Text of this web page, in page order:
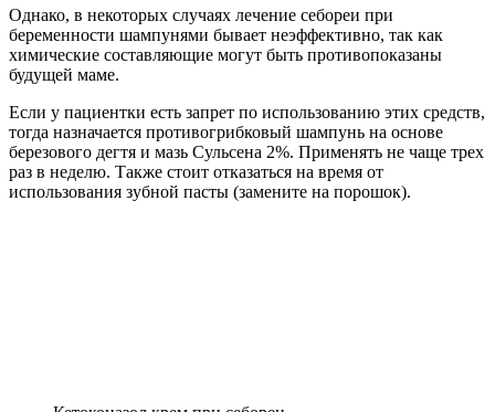
Однако, в некоторых случаях лечение себореи при
беременности шампунями бывает неэффективно, так как
химические составляющие могут быть противопоказаны
будущей маме.
Если у пациентки есть запрет по использованию этих средств,
тогда назначается противогрибковый шампунь на основе
березового дегтя и мазь Сульсена 2%. Применять не чаще трех
раз в неделю. Также стоит отказаться на время от
использования зубной пасты (замените на порошок).